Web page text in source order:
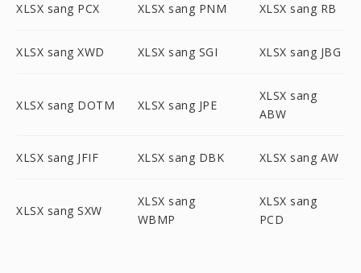
XLSX sang PCX XLSX sang PNM XLSX sang RB
XLSX sang XWD XLSX sang SGI XLSX sang JBG
XLSX sang DOTM XLSX sang JPE
XLSX sang
ABW
XLSX sang JFIF XLSX sang DBK XLSX sang AW
XLSX sang SXW
XLSX sang
WBMP
XLSX sang
PCD